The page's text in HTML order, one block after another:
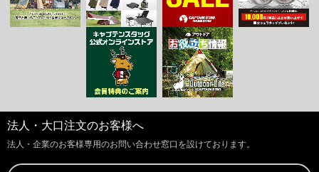
法人・大口注文のお客様へ
法人・企業のお客様専用のお問い合わせ窓口を設けております。